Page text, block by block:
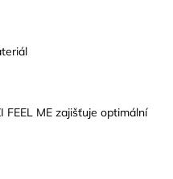
FEEL ME zajišťuje optimální